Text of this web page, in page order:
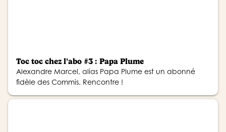
Toc toc chez l'abo #3 : Papa Plume
Alexandre Marcel, alias Papa Plume est un abonné
fidèle des Commis. Rencontre !